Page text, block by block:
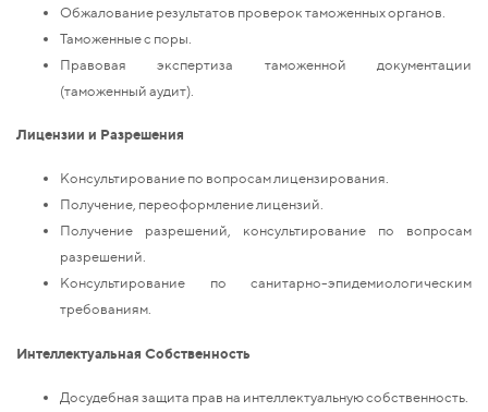
Обжалование результатов проверок таможенных органов.
Таможенные с поры.
Правовая экспертиза таможенной документации
(таможенный аудит).
Лицензии и Разрешения
Консультирование по вопросам лицензирования.
Получение, переоформление лицензий.
Получение разрешений, консультирование по вопросам
разрешений.
Консультирование по санитарно-эпидемиологическим
требованиям.
Интеллектуальная Собственность
Досудебная защита прав на интеллектуальную собственность.